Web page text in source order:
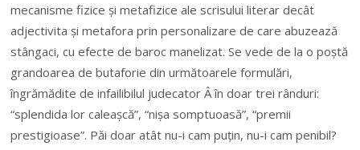
mecanisme fizice și metafizice ale scrisului literar decât
adjectivita și metafora prin personalizare de care abuzează
stângaci, cu efecte de baroc manelizat. Se vede de la o poștă
grandoarea de butaforie din următoarele formulări,
îngrămădite de infailibilul judecator Â în doar trei rânduri:
“splendida lor caleașcă”, “nișa somptuoasă”, “premii
prestigioase”. Păi doar atât nu-i cam puțin, nu-i cam penibil?